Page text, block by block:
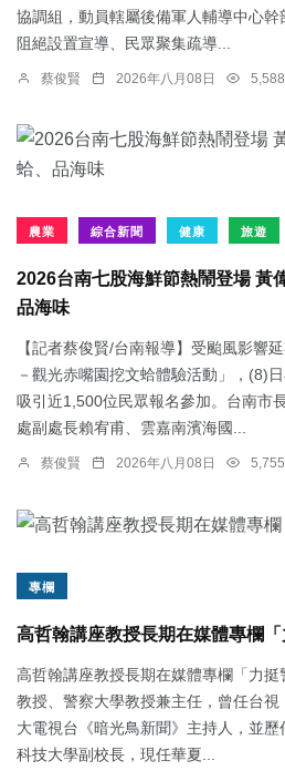
協調組，動員轄屬後備軍人輔導中心
阻絕設置宣導、民眾聚集疏導...
蔡俊賢 2026年八月08日
農業 綜合新聞 健康 旅遊
2026台南七股海鮮節熱鬧登場 黃
品海味
【記者蔡俊賢/台南報導】受颱風影響
－觀光赤嘴園挖文蛤體驗活動」，(8)
吸引近1,500位民眾報名參加。台南市
處副處長賴宥甫、雲嘉南濱海國...
蔡俊賢 2026年八月08日
專欄
高哲翰講座教授長期在媒體專欄
高哲翰講座教授長期在媒體專欄「力
教授、警察大學教授兼主任，曾任台
大電視台《暗光鳥新聞》主持人，並
科技大學副校長，現任華夏...